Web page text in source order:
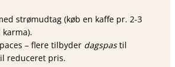
strømudtag (køb en kaffe pr. 2-3
– flere tilbyder dagspastil
reduceret pris.